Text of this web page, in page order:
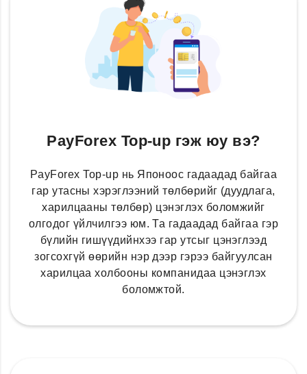
PayForex Top-up гэж юу вэ?
PayForex Top-up нь Японоос гадаадад байгаа
гар утасны хэрэглээний төлбөрийг (дуудлага,
харилцааны төлбөр) цэнэглэх боломжийг
олгодог үйлчилгээ юм. Та гадаадад байгаа гэр
бүлийн гишүүдийнхээ гар утсыг цэнэглээд
зогсохгүй өөрийн нэр дээр гэрээ байгуулсан
харилцаа холбооны компанидаа цэнэглэх
боломжтой.